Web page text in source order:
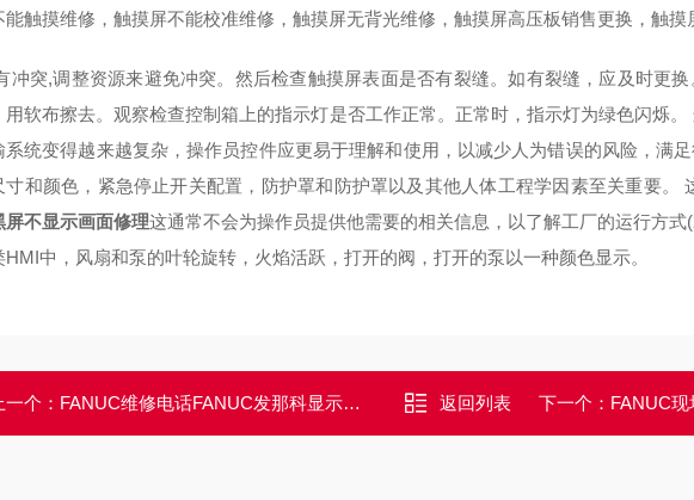
能触摸维修，触摸屏不能校准维修，触摸屏无背光维修，触摸屏高压板销售更换，触摸
冲突,调整资源来避免冲突。然后检查触摸屏表面是否有裂缝。如有裂缝，应及时更
用软布擦去。观察检查控制箱上的指示灯是否工作正常。正常时，指示灯为绿色闪烁
系统变得越来越复杂，操作员控件应更易于理解和使用，以减少人为错误的风险，满
寸和颜色，紧急停止开关配置，防护罩和防护罩以及其他人体工程学因素至关重要。
屏不显示画面修理这通常不会为操作员提供他需要的相关信息，以了解工厂的运行方
HMI中，风扇和泵的叶轮旋转，火焰活跃，打开的阀，打开的泵以一种颜色显示。
一个： FANUC维修电话FANUC发那科显示屏开机电源指示灯不亮修理 返回列表 下一个： FANUC现场修理